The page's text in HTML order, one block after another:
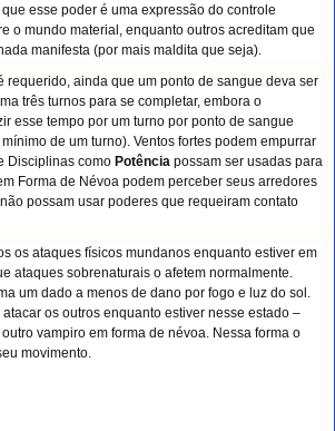
esse poder é uma expressão do controle
o mundo material, enquanto outros acreditam que
manifesta (por mais maldita que seja).
requerido, ainda que um ponto de sangue deva ser
três turnos para se completar, embora o
esse tempo por um turno por ponto de sangue
de um turno). Ventos fortes podem empurrar
Disciplinas como Potência possam ser usadas para
Forma de Névoa podem perceber seus arredores
possam usar poderes que requeiram contato
os ataques físicos mundanos enquanto estiver em
ataques sobrenaturais o afetem normalmente.
um dado a menos de dano por fogo e luz do sol.
os outros enquanto estiver nesse estado –
vampiro em forma de névoa. Nessa forma o
movimento.